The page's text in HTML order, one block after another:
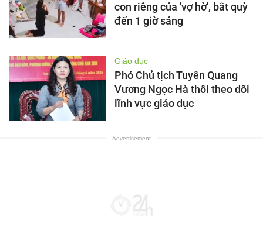
con riêng của 'vợ hờ', bắt quỳ
đến 1 giờ sáng
Giáo dục
Phó Chủ tịch Tuyên Quang
Vương Ngọc Hà thôi theo dõi
lĩnh vực giáo dục